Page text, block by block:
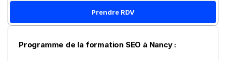
Programme de la formation SEO à Nancy :
Prendre RDV